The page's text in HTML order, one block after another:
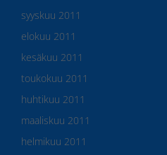
syyskuu 2011
elokuu 2011
kesäkuu 2011
toukokuu 2011
huhtikuu 2011
maaliskuu 2011
helmikuu 2011